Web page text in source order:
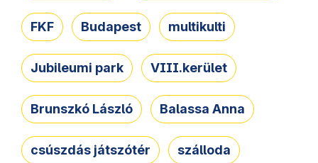
FKF Budapest multikulti
Jubileumi park VIII.kerület
Brunszkó László Balassa Anna
csúszdás játszótér szálloda